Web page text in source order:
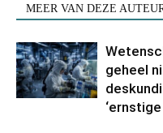
MEER VAN DEZE
geheel